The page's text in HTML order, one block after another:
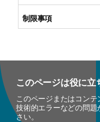
制限事項
このページは役に立
このページまたはコンテ
技術的エラーなどの問
さい。